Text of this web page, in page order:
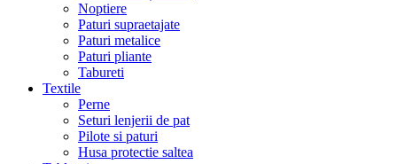
Noptiere
Paturi supraetajate
Paturi metalice
Paturi pliante
Tabureti
Textile
Perne
Seturi lenjerii de pat
Pilote si paturi
Husa protectie saltea